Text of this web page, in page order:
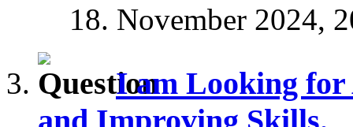
18. November 2024,
I am Looking for